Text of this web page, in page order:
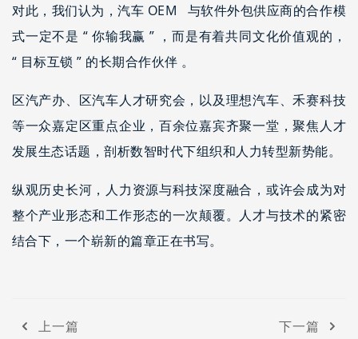
对此，我们认为，汽车 OEM 与软件外包供应商的合作模
式一定不是 “ 你输我赢 ” ，而是有着共同文化价值观的，
“ 目标互锁 ” 的长期合作伙伴 。
区汽产办、区汽车人才研究会，以及理想汽车、禾赛科技
等一众嘉定区重点企业，百余位嘉宾齐聚一堂，聚焦人才
发展生态话题，剖析数智时代下组织和人力转型新势能。
纵观历史长河，人力资源与科技深度融合，或许会成为对
整个产业形态和工作形态的一次颠覆。人才与技术的紧密
结合下，一个崭新的篇章正在书写。
上一篇 下一篇